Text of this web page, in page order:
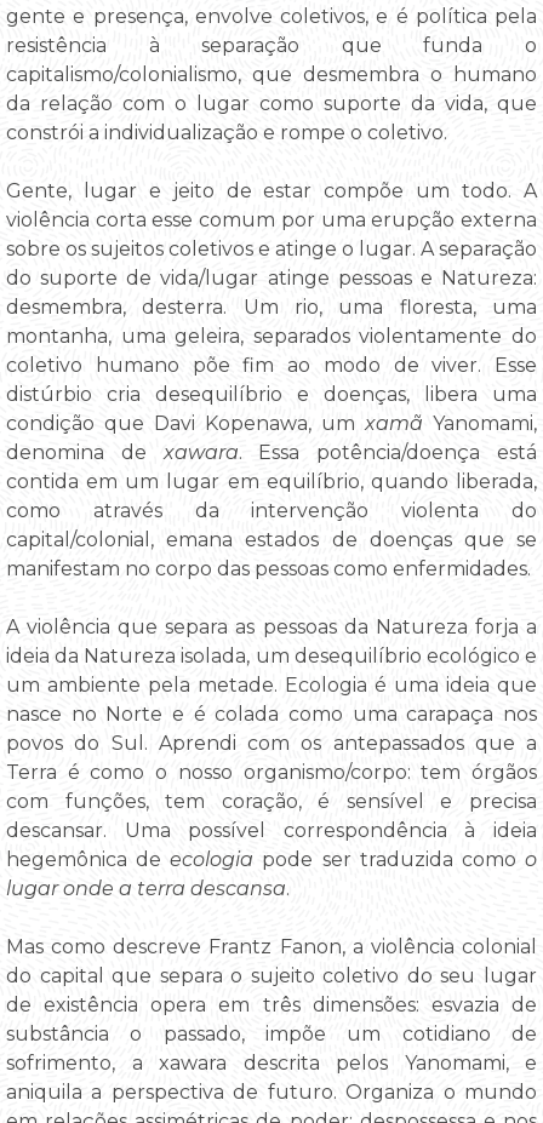
gente e presença, envolve coletivos, e é política pela
resistência à separação que funda o
capitalismo/colonialismo, que desmembra o humano
da relação com o lugar como suporte da vida, que
constrói a individualização e rompe o coletivo.
Gente, lugar e jeito de estar compõe um todo. A
violência corta esse comum por uma erupção externa
sobre os sujeitos coletivos e atinge o lugar. A separação
do suporte de vida/lugar atinge pessoas e Natureza:
desmembra, desterra. Um rio, uma floresta, uma
montanha, uma geleira, separados violentamente do
coletivo humano põe fim ao modo de viver. Esse
distúrbio cria desequilíbrio e doenças, libera uma
condição que Davi Kopenawa, um xamã Yanomami,
denomina de xawara. Essa potência/doença está
contida em um lugar em equilíbrio, quando liberada,
como através da intervenção violenta do
capital/colonial, emana estados de doenças que se
manifestam no corpo das pessoas como enfermidades.
A violência que separa as pessoas da Natureza forja a
ideia da Natureza isolada, um desequilíbrio ecológico e
um ambiente pela metade. Ecologia é uma ideia que
nasce no Norte e é colada como uma carapaça nos
povos do Sul. Aprendi com os antepassados que a
Terra é como o nosso organismo/corpo: tem órgãos
com funções, tem coração, é sensível e precisa
descansar. Uma possível correspondência à ideia
hegemônica deecologia pode ser traduzida comoo
lugar onde a terra descansa.
Mas como descreve Frantz Fanon, a violência colonial
do capital que separa o sujeito coletivo do seu lugar
de existência opera em três dimensões: esvazia de
substância o passado, impõe um cotidiano de
sofrimento, a xawara descrita pelos Yanomami, e
aniquila a perspectiva de futuro. Organiza o mundo